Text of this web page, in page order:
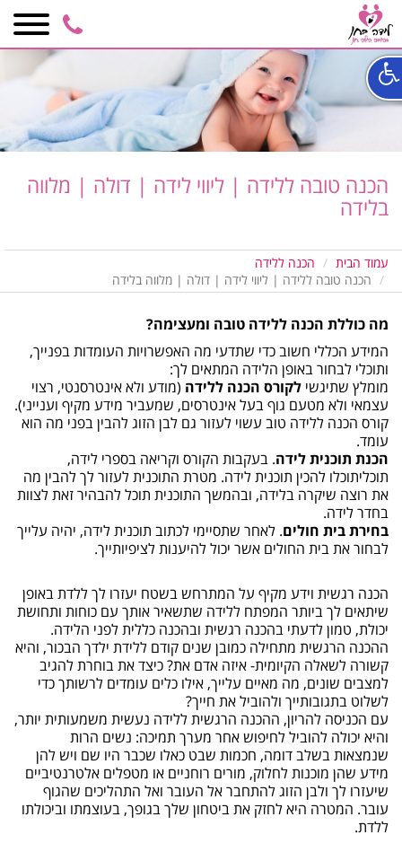
3002
050-
6848590
הכנה טובה ללידה | ליווי לידה | דולה | מלווה
בלידה
עמוד הבית
הכנה ללידה
הכנה טובה ללידה | ליווי לידה | דולה | מלווה בלידה
מה כוללת הכנה ללידה טובה ומעצימה?
המידע הכללי חשוב כדי שתדעי מה האפשרויות העומדות בפנייך,
ותוכלי לבחור באופן הלידה המתאים לך:
מומלץ שתיגשי לקורס הכנה ללידה (מודע ולא אינטרסנטי, רצוי
עצמאי ולא מטעם גוף בעל אינטרסים, שמעביר מידע מקיף וענייני).
קורס הכנה ללידה טוב עשוי לעזור גם לבן הזוג להבין בפני מה הוא
עומד.
הכנת תוכנית לידה. בעקבות הקורס וקריאה בספרי לידה,
תוכליתוכלו להכין תוכנית לידה. מטרת התוכנית לעזור לך להבין מה
את רוצה שיקרה בלידה, ובהמשך התוכנית תוכל להבהיר זאת לצוות
בחדר לידה.
בחירת בית חולים. לאחר שתסיימי לכתוב תוכנית לידה, יהיה עלייך
לבחור את בית החולים אשר יכול להיענות לציפיותייך.
הכנה רגשית וידע מקיף על המתרחש בשטח יעזרו לך ללדת באופן
שיתאים לך ביותר המפתח ללידה שתשאיר אותך עם כוחות ותחושת
יכולת, טמון לדעתי בהכנה רגשית ובהכנה כללית לפני הלידה.
ההכנה הרגשית מתחילה כמובן שנים קודם ללידת ילדך הבכור, והיא
קשורה לשאלה הקיומית- איזה אדם את? כיצד את בוחרת להגיב
למצבים שונים, מה מאיים עלייך, אילו כלים עומדים לרשותך כדי
לשלוט בתגובותייך ולהוביל את חייך?
עם הכניסה להריון, ההכנה הרגשית ללידה נעשית משמעותית יותר,
והיא יכולה להוביל לחיפוש אחר מערך תמיכה: נשים הרות
שנמצאות בשלב דומה, חכמות שבט כאלו שכבר היו שם ויש להן
מידע שהן מוכנות לחלוק, מורים רוחניים או מטפלים אלטרנטיביים
שיעזרו לך ולבן הזוג להתחבר אל העובר ואל התהליכים שהגוף
עובר. המטרה היא לחזק את ביטחון שלך בגופך, בעוצמתו וביכולתו
ללדת.